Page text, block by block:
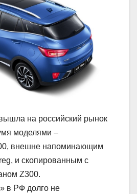
на российский рынок
моделями –
внешне напоминающим
и скопированным с
Z300.
в РФ долго не